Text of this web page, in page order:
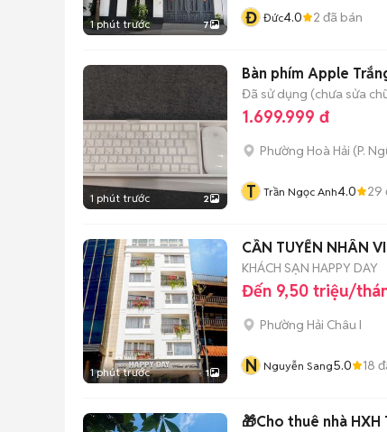
1 phút trước 7 Đ Đức4.0 2 đã bán
1 phút trước 2
Bàn phím Apple
Đã sử dụng (chưa sửa
1.699.999 đ
Phường Hoà Hải (P.
T Trần Ngọc Anh4.0 29
1 phút trước 1
CẦN TUYỂN NHÂN
KHÁCH SẠN HAPPY DAY
Đến 9,50 triệu/
Phường Hải Châu I
N Nguyễn Sang5.0 18
🎁Cho thuê nhà HXH